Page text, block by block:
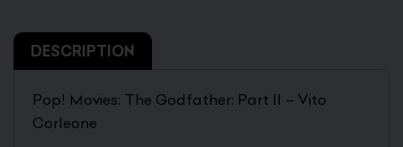
DESCRIPTION
Pop! Movies: The Godfather: Part II – Vito
Corleone